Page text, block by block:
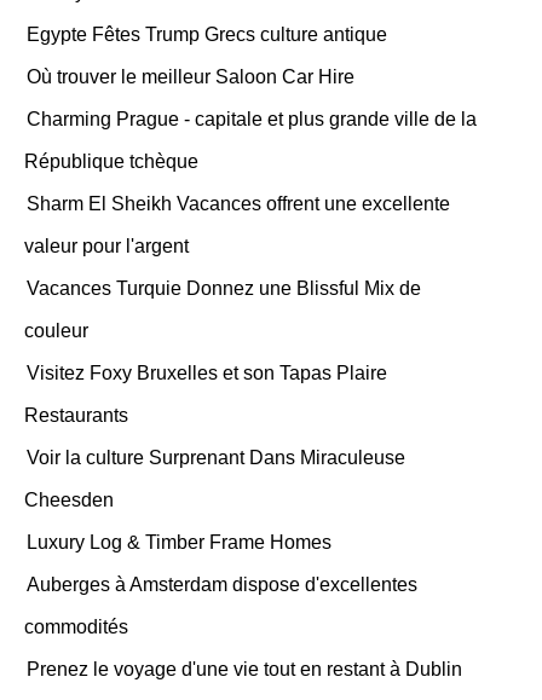
Egypte Fêtes Trump Grecs culture antique
Où trouver le meilleur Saloon Car Hire
Charming Prague - capitale et plus grande ville de la
République tchèque
Sharm El Sheikh Vacances offrent une excellente
valeur pour l'argent
Vacances Turquie Donnez une Blissful Mix de
couleur
Visitez Foxy Bruxelles et son Tapas Plaire
Restaurants
Voir la culture Surprenant Dans Miraculeuse
Cheesden
Luxury Log & Timber Frame Homes
Auberges à Amsterdam dispose d'excellentes
commodités
Prenez le voyage d'une vie tout en restant à Dublin